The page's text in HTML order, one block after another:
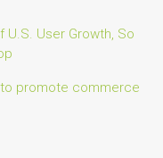
U.S. User Growth, So
promote commerce